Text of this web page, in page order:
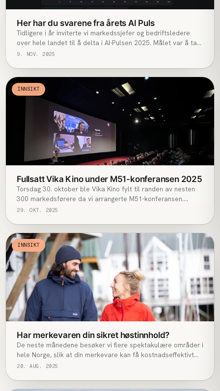
Her har du svarene fra årets AI Puls
Tidligere i år inviterte vi markedssjefer og bedriftsledere
over hele landet til å delta i AI-Pulsen 2025. Målet var å ta
tempen på hvordan norske bedrifter faktisk bruker kunstig
9. NOV. 2025
INNSIKT
Fullsatt Vika Kino under M51-konferansen 2025
Torsdag 30. oktober ble Vika Kino fylt til randen av nesten
300 markedsførere da vi arrangerte M51-konferansen.
Dagens tema var “Den nye markedssjefen”.
29. OKT. 2025
INNSIKT
Har merkevaren din sikret høstinnhold?
De neste månedene besøker vi flere spektakulære områder i
hele Norge, slik at din merkevare kan få kostnadseffektivt
innhold man ellers ikke har tid eller kapasitet til å
20. AUG. 2025